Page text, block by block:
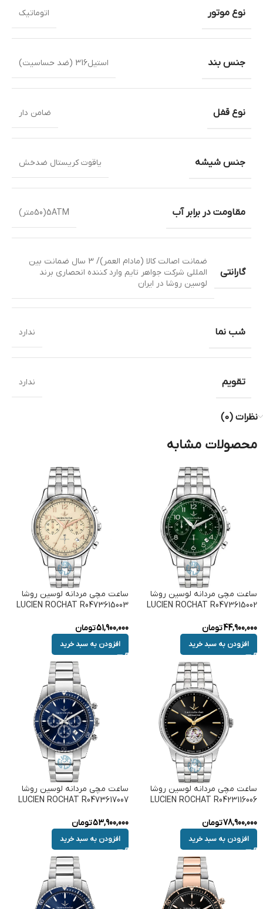
نوع موتور اتوماتیک
جنس بند استیل316 (ضد حساسیت)
نوع قفل ضامن دار
جنس شیشه یاقوت کریستال ضدخش
مقاومت در برابر آب 5ATM(50متر)
گارانتی
ضمانت اصالت کالا (مادام العمر)/ 3 سال ضمانت بین
المللی شرکت جواهر تایم وارد کننده انحصاری برند
لوسین روشا در ایران
شب نما ندارد
تقویم ندارد
نظرات (0)
محصولات مشابه
ساعت مچی مردانه لوسین روشا
LUCIEN ROCHAT R0473615002
44,900,000تومان
افزودن به سبد خرید
ساعت مچی مردانه لوسین روشا
LUCIEN ROCHAT R0473615003
51,900,000تومان
افزودن به سبد خرید
ساعت مچی مردانه لوسین روشا
LUCIEN ROCHAT R0423116006
78,900,000تومان
افزودن به سبد خرید
ساعت مچی مردانه لوسین روشا
LUCIEN ROCHAT R0473617007
53,900,000تومان
افزودن به سبد خرید